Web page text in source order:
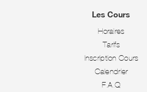
Les Cours
Horaires
Tarifs
Inscription Cours
Calendrier
F.A.Q